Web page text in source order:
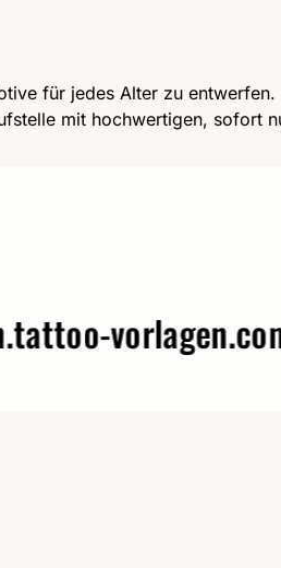
für jedes Alter zu
mit hochwertigen, sofort
vorlagen.com –